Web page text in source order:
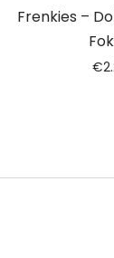
Frenkies –
€